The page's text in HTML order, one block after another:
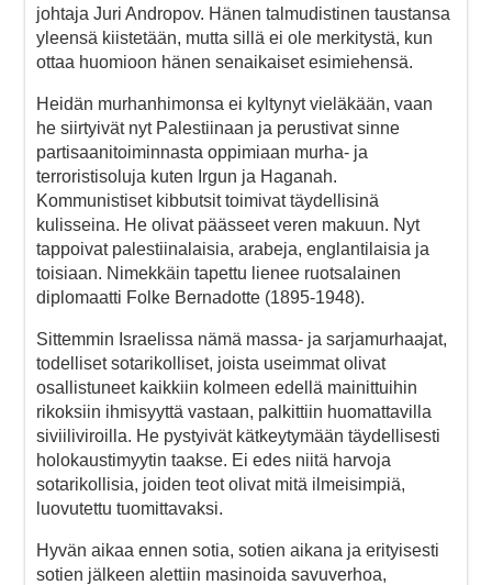
johtaja Juri Andropov. Hänen talmudistinen taustansa
yleensä kiistetään, mutta sillä ei ole merkitystä, kun
ottaa huomioon hänen senaikaiset esimiehensä.
Heidän murhanhimonsa ei kyltynyt vieläkään, vaan
he siirtyivät nyt Palestiinaan ja perustivat sinne
partisaanitoiminnasta oppimiaan murha- ja
terroristisoluja kuten Irgun ja Haganah.
Kommunistiset kibbutsit toimivat täydellisinä
kulisseina. He olivat päässeet veren makuun. Nyt
tappoivat palestiinalaisia, arabeja, englantilaisia ja
toisiaan. Nimekkäin tapettu lienee ruotsalainen
diplomaatti Folke Bernadotte (1895-1948).
Sittemmin Israelissa nämä massa- ja sarjamurhaajat,
todelliset sotarikolliset, joista useimmat olivat
osallistuneet kaikkiin kolmeen edellä mainittuihin
rikoksiin ihmisyyttä vastaan, palkittiin huomattavilla
siviiliviroilla. He pystyivät kätkeytymään täydellisesti
holokaustimyytin taakse. Ei edes niitä harvoja
sotarikollisia, joiden teot olivat mitä ilmeisimpiä,
luovutettu tuomittavaksi.
Hyvän aikaa ennen sotia, sotien aikana ja erityisesti
sotien jälkeen alettiin masinoida savuverhoa,